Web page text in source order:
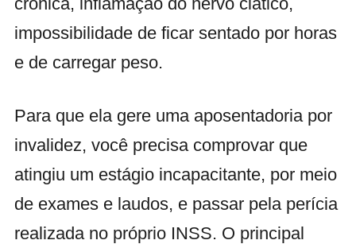
impossibilidade de ficar sentado por horas
e de carregar peso.
Para que ela gere uma aposentadoria por
invalidez, você precisa comprovar que
atingiu um estágio incapacitante, por meio
de exames e laudos, e passar pela perícia
realizada no próprio INSS. O principal